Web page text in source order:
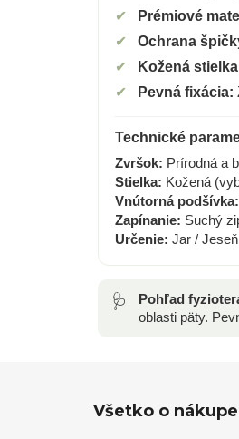
✔
Prémiové
✔
Ochrana
✔
Kožená
✔
Pevná fixácia:
Technické
Zvršok: Prírodná a
Stielka: Kožená
Vnútorná podšívka:
Zapínanie: Suchý
Určenie: Jar / Jeseň
🩺 Pohľad
oblasti päty.
Všetko o nákupe